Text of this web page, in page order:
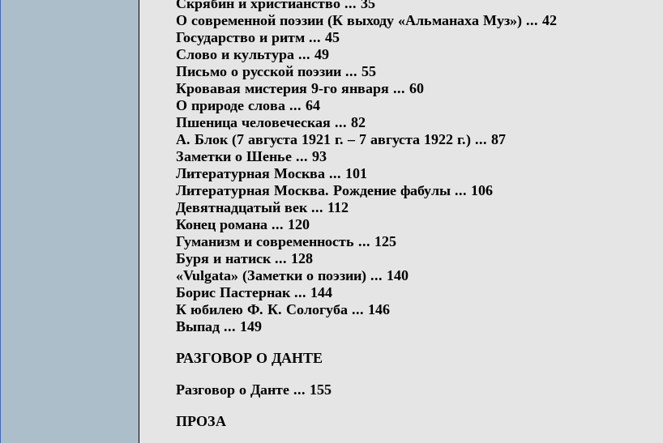
О современной поэзии (К выходу «Альманаха Муз») ... 42
Государство и ритм ... 45
Слово и культура ... 49
Письмо о русской поэзии ... 55
Кровавая мистерия 9-го января ... 60
О природе слова ... 64
Пшеница человеческая ... 82
А. Блок (7 августа 1921 г. – 7 августа 1922 г.) ... 87
Заметки о Шенье ... 93
Литературная Москва ... 101
Литературная Москва. Рождение фабулы ... 106
Девятнадцатый век ... 112
Конец романа ... 120
Гуманизм и современность ... 125
Буря и натиск ... 128
«Vulgata» (Заметки о поэзии) ... 140
Борис Пастернак ... 144
К юбилею Ф. К. Сологуба ... 146
Выпад ... 149
РАЗГОВОР О ДАНТЕ
Разговор о Данте ... 155
ПРОЗА